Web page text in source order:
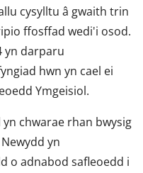
cysylltu â gwaith trin
ffosffad wedi'i osod.
yn darparu
hwn yn cael ei
Ymgeisiol.
yn chwarae rhan bwysig
yn
o adnabod safleoedd i